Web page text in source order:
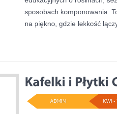
sposobach komponowania.
na piękno, gdzie lekkość
KWI -
ADMIN